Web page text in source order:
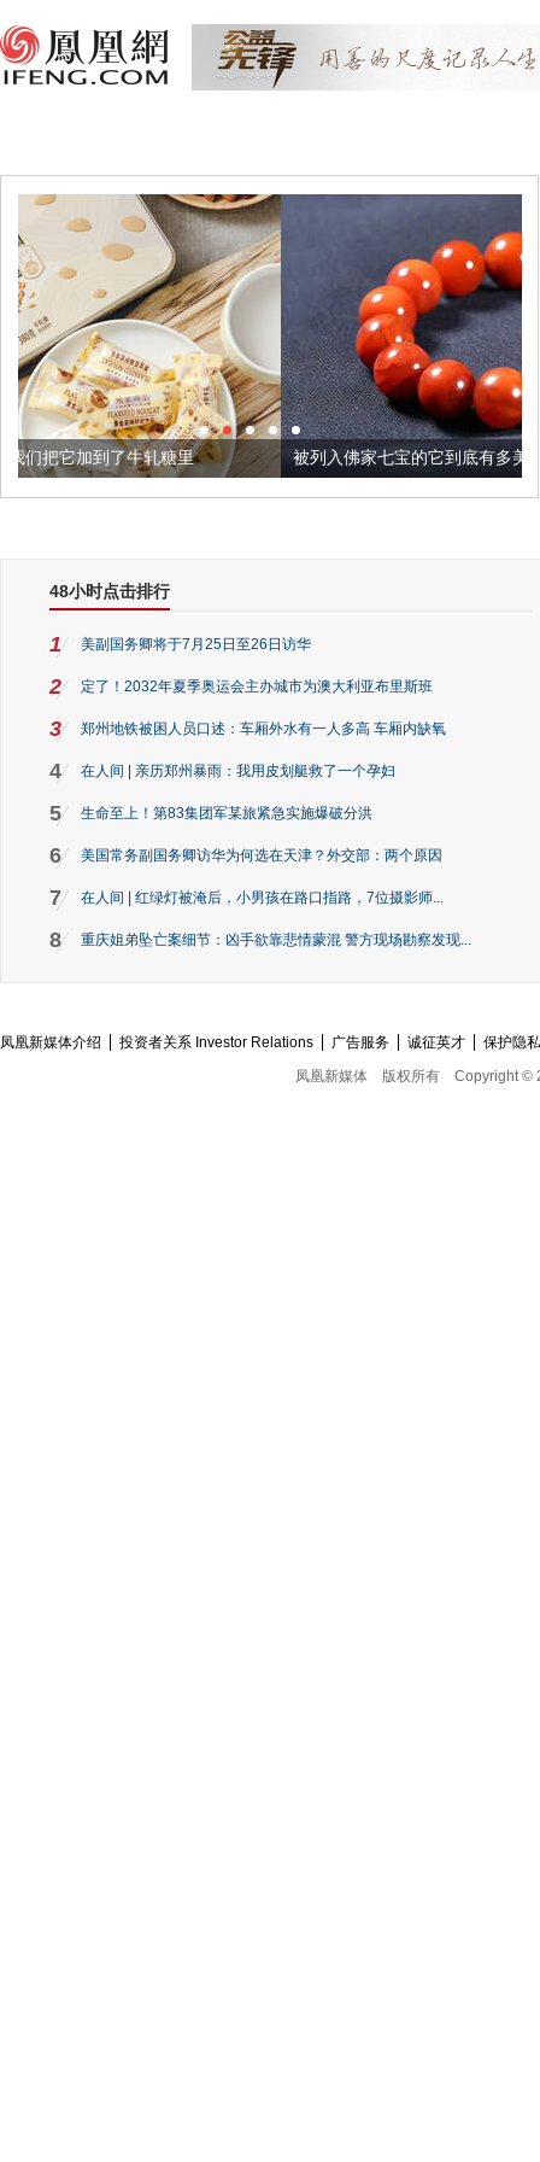
里 被列入佛家七宝的它到底有多美？
48小时点击排行
1 美副国务卿将于7月25日至26日访华
2 定了！2032年夏季奥运会主办城市为澳大利亚布里斯班
3 郑州地铁被困人员口述：车厢外水有一人多高 车厢内缺氧
4 在人间 | 亲历郑州暴雨：我用皮划艇救了一个孕妇
5 生命至上！第83集团军某旅紧急实施爆破分洪
6 美国常务副国务卿访华为何选在天津？外交部：两个原因
7 在人间 | 红绿灯被淹后，小男孩在路口指路，7位摄影师...
8 重庆姐弟坠亡案细节：凶手欲靠悲情蒙混 警方现场勘察发现...
凤凰新媒体介绍 投资者关系 Investor Relations 广告服务 诚征英才
保护隐
凤凰新媒体
版权所有 Copyright ©